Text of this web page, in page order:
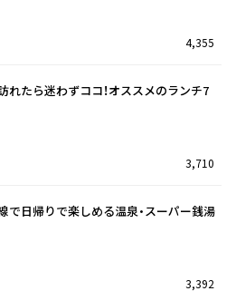
4,355
れたら迷わずココ！オススメのランチ7
3,710
で日帰りで楽しめる温泉・スーパー銭湯
3,392